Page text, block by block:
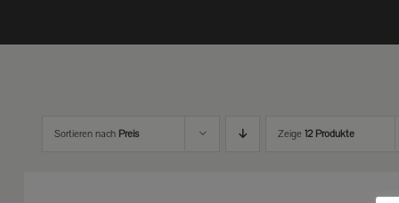
Sortieren nach Preis Zeige 12 Produkte